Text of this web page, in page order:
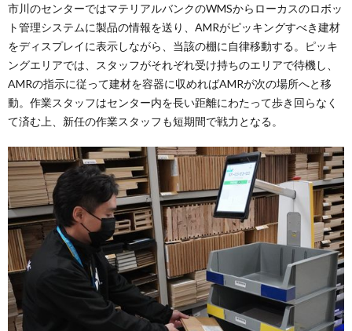
市川のセンターではマテリアルバンクのWMSからローカスのロボッ
ト管理システムに製品の情報を送り、AMRがピッキングすべき建材
をディスプレイに表示しながら、当該の棚に自律移動する。ピッキ
ングエリアでは、スタッフがそれぞれ受け持ちのエリアで待機し、
AMRの指示に従って建材を容器に収めればAMRが次の場所へと移
動。作業スタッフはセンター内を長い距離にわたって歩き回らなく
て済む上、新任の作業スタッフも短期間で戦力となる。